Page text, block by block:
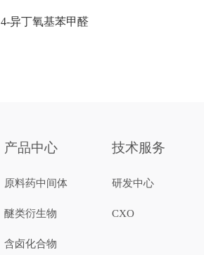
4-异丁氧基苯甲醛
产品中心
原料药中间体
醚类衍生物
含卤化合物
技术服务
研发中心
CXO